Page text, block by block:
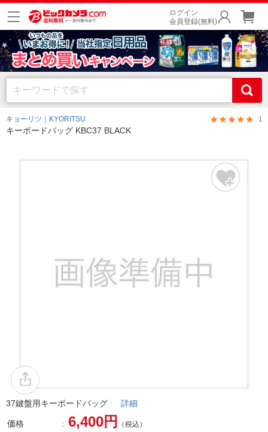
ログイン
会員登録(無料)
キョーリツ｜KYORITSU 1
キーボードバッグ KBC37 BLACK
37鍵盤用キーボードバッグ 詳細
価格 6,400円 （税込）